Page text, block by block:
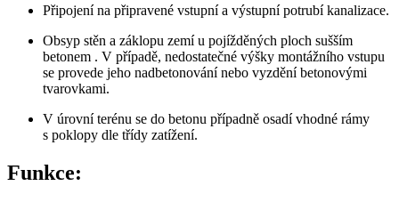
Připojení na připravené vstupní a výstupní potrubí kanalizace.
Obsyp stěn a záklopu zemí u pojížděných ploch sušším
betonem . V případě, nedostatečné výšky montážního vstupu
se provede jeho nadbetonování nebo vyzdění betonovými
tvarovkami.
V úrovní terénu se do betonu případně osadí vhodné rámy
s poklopy dle třídy zatížení.
Funkce: